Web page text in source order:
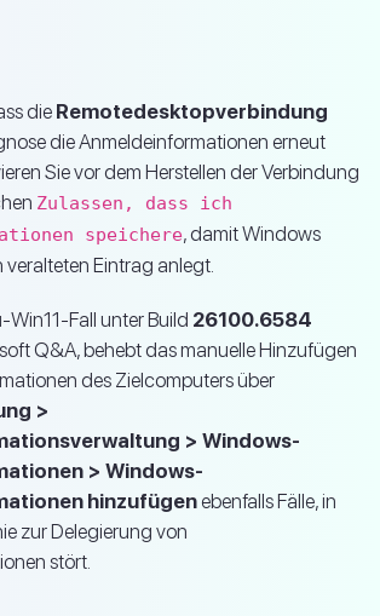
die Remotedesktopverbindung
die Anmeldeinformationen erneut
Sie vor dem Herstellen der Verbindung
Zulassen, dass ich
speichere, damit Windows
Eintrag anlegt.
Win11-Fall unter Build 26100.6584
Q&A, behebt das manuelle Hinzufügen
des Zielcomputers über
>
> Windows-
> Windows-
hinzufügenebenfalls Fälle, in
zur Delegierung von
stört.